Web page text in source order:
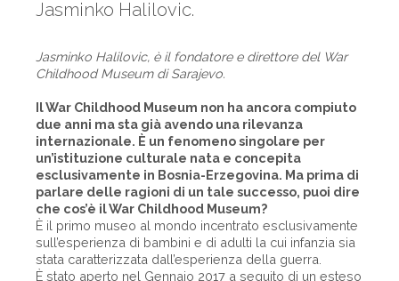
Jasminko Halilovic.
Jasminko Halilovic, è il fondatore e direttore del War
Childhood Museum di Sarajevo.
Il War Childhood Museum non ha ancora compiuto
due anni ma sta già avendo una rilevanza
internazionale. È un fenomeno singolare per
un’istituzione culturale nata e concepita
esclusivamente in Bosnia-Erzegovina. Ma prima di
parlare delle ragioni di un tale successo, puoi dire
che cos’è il War Childhood Museum?
È il primo museo al mondo incentrato esclusivamente
sull’esperienza di bambini e di adulti la cui infanzia sia
stata caratterizzata dall’esperienza della guerra.
È stato aperto nel Gennaio 2017 a seguito di un esteso